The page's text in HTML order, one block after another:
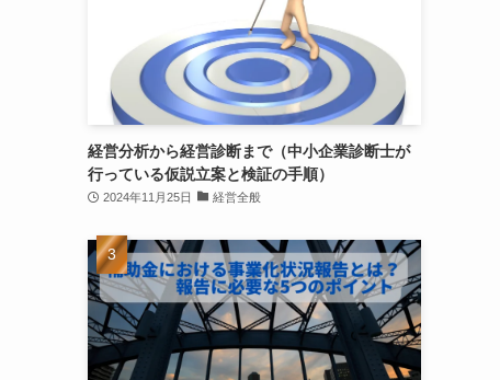
経営分析から経営診断まで（中小企業診断士が
行っている仮説立案と検証の手順）
2024年11月25日 経営全般